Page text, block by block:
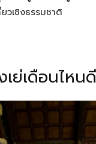
วเชิงธรรมชาติ
เย่เดือนไห